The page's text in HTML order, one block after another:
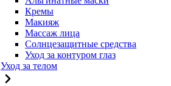
Кремы
Макияж
Массаж лица
Солнцезащитные средства
Уход за контуром глаз
Уход за телом